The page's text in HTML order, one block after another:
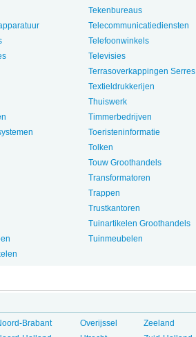
Tekenbureaus
Telecommunicatiediensten
Telefoonwinkels
Televisies
Terrasoverkappingen Serres
Textieldrukkerijen
Thuiswerk
Timmerbedrijven
Toeristeninformatie
Tolken
Touw Groothandels
Transformatoren
Trappen
Trustkantoren
Tuinartikelen Groothandels
Tuinmeubelen
Brabant
Overijssel
Zeeland